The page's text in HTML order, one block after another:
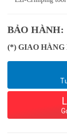
BẢO HÀNH:
(*) GIAO HÀNG